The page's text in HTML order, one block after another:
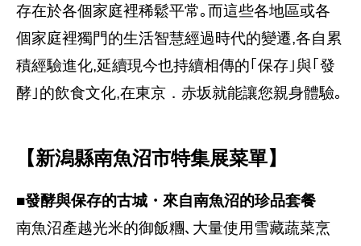
存在於各個家庭裡稀鬆平常｡而這些各地區或各
個家庭裡獨門的生活智慧經過時代的變遷,各自累
積經驗進化,延續現今也持續相傳的｢保存｣與｢發
酵｣的飲食文化,在東京．赤坂就能讓您親身體驗｡
【新潟縣南魚沼市特集展菜單】
■發酵與保存的古城・來自南魚沼的珍品套餐
南魚沼產越光米的御飯糰､大量使用雪藏蔬菜烹